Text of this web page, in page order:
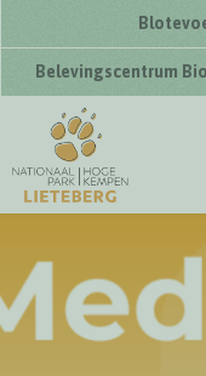
Belevingscentrum